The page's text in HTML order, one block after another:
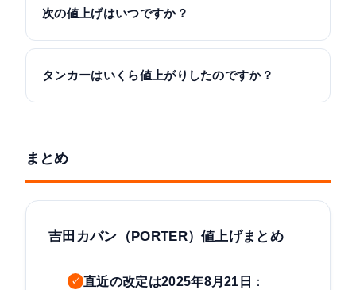
次の値上げはいつですか？
タンカーはいくら値上がりしたのですか？
まとめ
吉田カバン（PORTER）値上げまとめ
✓ 直近の改定は2025年8月21日
：